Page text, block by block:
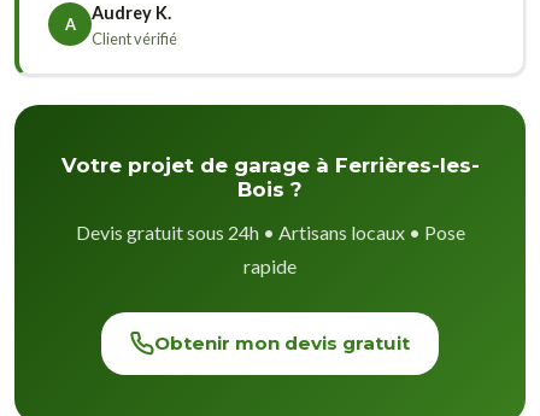
A
Audrey K.
Client vérifié
Votre projet de garage à Ferrières-les-
Bois ?
Devis gratuit sous 24h • Artisans locaux • Pose
rapide
Obtenir mon devis gratuit